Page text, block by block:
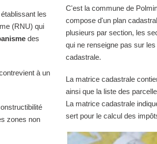
les
(RNU) qui
des
à un
zones non
C'est la commune de
compose d'un plan
plusieurs par section, les
qui ne renseigne pas sur
cadastrale.
La matrice cadastrale
ainsi que la liste des
La matrice cadastrale
sert pour le calcul des